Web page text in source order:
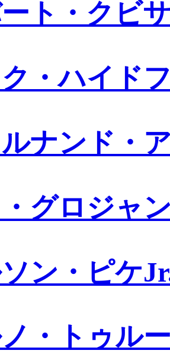
ト・クビ
・ハイド
ナンド・
グロジャ
ン・ピケ
・トゥル